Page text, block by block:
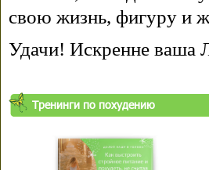
свою жизнь, фигуру и
Удачи! Искренне ваша
Тренинги по похудению